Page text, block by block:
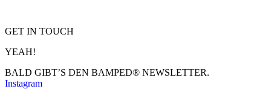
GET IN TOUCH
YEAH!
BALD GIBT’S DEN BAMPED® NEWSLETTER.
Instagram